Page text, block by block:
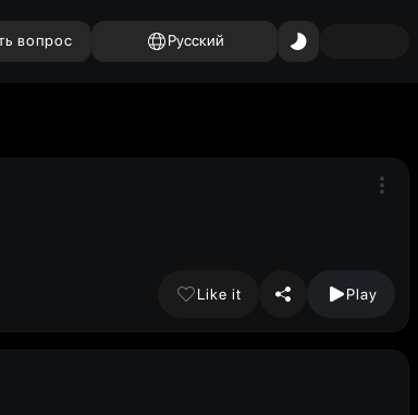
вопрос Русский
Like it Play